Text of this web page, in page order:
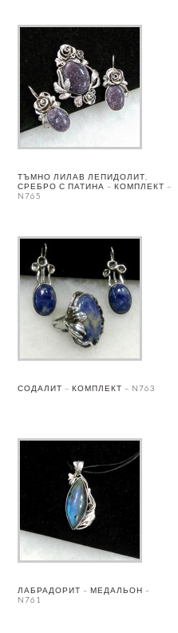
ТЪМНО ЛИЛАВ ЛЕПИДОЛИТ,
СРЕБРО С ПАТИНА – КОМПЛЕКТ –
N765
СОДАЛИТ – КОМПЛЕКТ – N763
ЛАБРАДОРИТ – МЕДАЛЬОН –
N761